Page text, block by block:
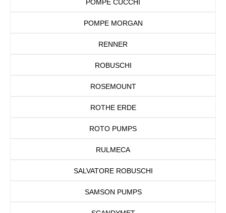
POMPE CUCCHI
POMPE MORGAN
RENNER
ROBUSCHI
ROSEMOUNT
ROTHE ERDE
ROTO PUMPS
RULMECA
SALVATORE ROBUSCHI
SAMSON PUMPS